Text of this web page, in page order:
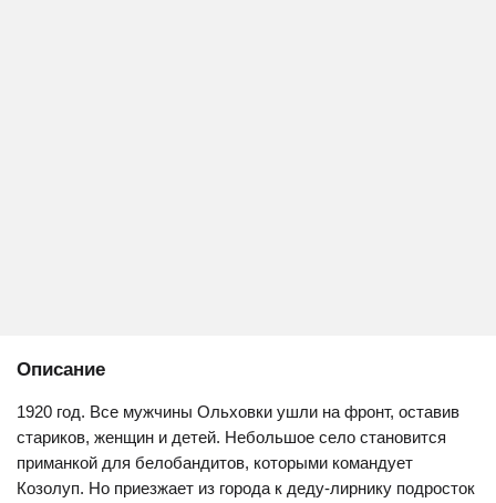
Описание
1920 год. Все мужчины Ольховки ушли на фронт, оставив
стариков, женщин и детей. Небольшое село становится
приманкой для белобандитов, которыми командует
Козолуп. Но приезжает из города к деду-лирнику подросток